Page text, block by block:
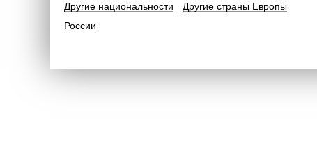
Другие страны Европы
Другие национальности
России